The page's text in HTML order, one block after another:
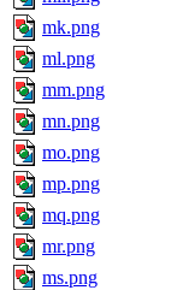
mk.png
ml.png
mm.png
mn.png
mo.png
mp.png
mq.png
mr.png
ms.png